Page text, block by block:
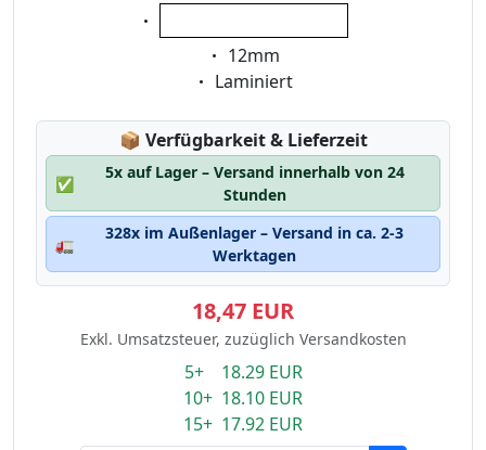
Eigenschaft:
Eigenschaft:
12mm
Eigenschaft:
Laminiert
📦 Lagerstatus:
Verfügbarkeit & Lieferzeit
✅
5x auf Lager – Versand innerhalb von 24
Stunden
🚛
328x im Außenlager – Versand in ca. 2-3
Werktagen
18,47 EUR
Exkl. Umsatzsteuer, zuzüglich Versandkosten
5+ 18.29 EUR
10+ 18.10 EUR
15+ 17.92 EUR